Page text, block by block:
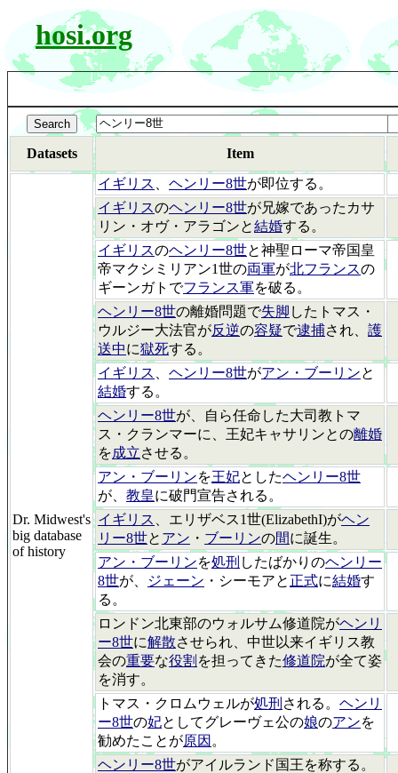
hosi.org
Datasets Item
Dr. Midwest's
big database
of history
イギリス ヘンリー8世が即位する。
イギリスのヘンリー8世が兄嫁であったカサ
リン・オヴ・アラゴンと結婚する。
イギリスのヘンリー8世と神聖ローマ帝国皇
帝マクシミリアン1世の両軍が北フランスの
ギーンガトでフランス軍を破る。
ヘンリー8世の離婚問題で失脚 したトマス・
ウルジー大法官が反逆の容疑で逮捕され、 護
送中に獄死する。
イギリス
ヘンリー8世がアン・ブーリンと
結婚する。
ヘンリー8世が、自ら任命した大司教トマ
ス・クランマーに、王妃キャサリンとの離婚
を成立させる。
アン・ブーリンを王妃としたヘンリー8世
が、 教皇に破門宣告される。
イギリス
、エリザベス1世(ElizabethI)がヘン
リー8世と アン ・ ブーリンの間に誕生。
アン・ブーリンを処刑 したばかりのヘンリー
8世が、 ジェーン ・シーモアと 正式に結婚す
る。
ロンドン北東部のウォルサム修道院がヘンリ
ー8世に解散させられ、中世以来イギリス教
会の重要な役割 を担ってきた修道院が全て姿
を消す。
トマス・クロムウェルが処刑 される。 ヘンリ
ー8世の妃としてグレーヴェ公の娘のアンを
勧めたことが原因 。
ヘンリー8世がアイルランド国王を称する。